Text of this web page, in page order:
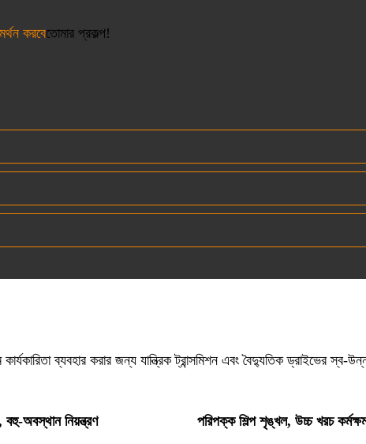
করবেতোমার প্রকল্প!
কার্যকারিতা ব্যবহার করার জন্য যান্ত্রিক ট্রান্সমিশন এবং বৈদ্যুতিক ড্রাইভের স্ব-
বহু-অবস্থান নিয়ন্ত্রণ পরিপক্ক শিল্প শৃঙ্খল, উচ্চ খরচ